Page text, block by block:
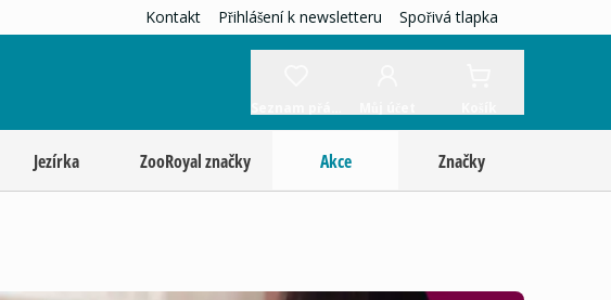
Kontakt Přihlášení k newsletteru Spořivá tlapka
Jezírka ZooRoyal značky Akce Značky